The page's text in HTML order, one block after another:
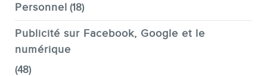
Personnel (18)
Publicité sur Facebook, Google et le
numérique
(48)